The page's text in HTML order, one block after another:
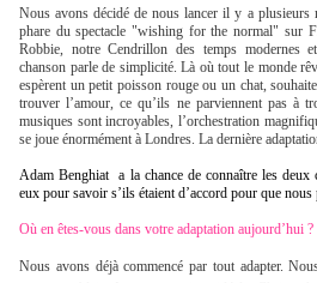
Nous avons décidé de nous lancer il y a plusieurs
phare du spectacle "wishing for the normal" sur
Robbie, notre Cendrillon des temps modernes
chanson parle de simplicité. Là où tout le monde
espèrent un petit poisson rouge ou un chat,
trouver l’amour, ce qu’ils ne parviennent pas à
musiques sont incroyables, l’orchestration
se joue énormément à Londres. La dernière
Adam Benghiat a la chance de connaître les deux
eux pour savoir s’ils étaient d’accord pour que
Où en êtes-vous dans votre adaptation aujourd’hui ?
Nous avons déjà commencé par tout adapter.